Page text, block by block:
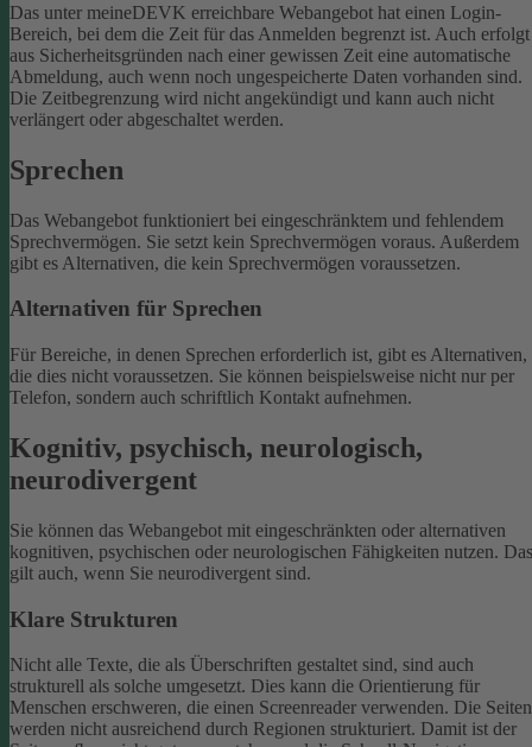
Das unter meineDEVK erreichbare Webangebot hat einen Login-
Bereich, bei dem die Zeit für das Anmelden begrenzt ist. Auch erfolgt
aus Sicherheitsgründen nach einer gewissen Zeit eine automatische
Abmeldung, auch wenn noch ungespeicherte Daten vorhanden sind.
Die Zeitbegrenzung wird nicht angekündigt und kann auch nicht
verlängert oder abgeschaltet werden.
Sprechen
Das Webangebot funktioniert bei eingeschränktem und fehlendem
Sprechvermögen. Sie setzt kein Sprechvermögen voraus. Außerdem
gibt es Alternativen, die kein Sprechvermögen voraussetzen.
Alternativen für Sprechen
Für Bereiche, in denen Sprechen erforderlich ist, gibt es Alternativen,
die dies nicht voraussetzen. Sie können beispielsweise nicht nur per
Telefon, sondern auch schriftlich Kontakt aufnehmen.
Kognitiv, psychisch, neurologisch,
neurodivergent
Sie können das Webangebot mit eingeschränkten oder alternativen
kognitiven, psychischen oder neurologischen Fähigkeiten nutzen. Das
gilt auch, wenn Sie neurodivergent sind.
Klare Strukturen
Nicht alle Texte, die als Überschriften gestaltet sind, sind auch
strukturell als solche umgesetzt. Dies kann die Orientierung für
Menschen erschweren, die einen Screenreader verwenden. Die Seiten
werden nicht ausreichend durch Regionen strukturiert. Damit ist der